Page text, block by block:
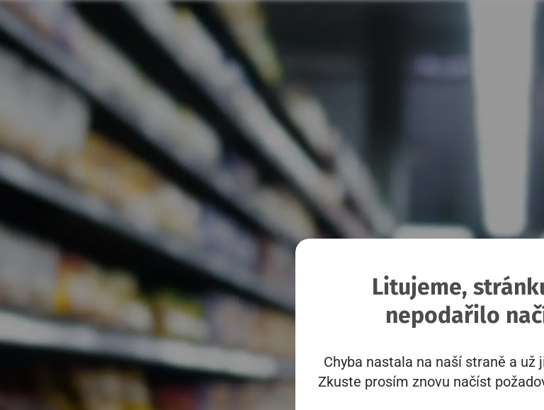
Litujeme,
nepodařilo
Chyba nastala na naší straně a už
Zkuste prosím znovu načíst